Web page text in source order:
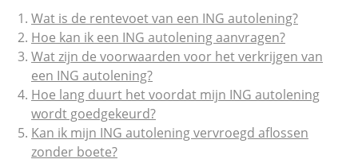
Wat is de rentevoet van een ING autolening?
Hoe kan ik een ING autolening aanvragen?
Wat zijn de voorwaarden voor het verkrijgen van
een ING autolening?
Hoe lang duurt het voordat mijn ING autolening
wordt goedgekeurd?
Kan ik mijn ING autolening vervroegd aflossen
zonder boete?